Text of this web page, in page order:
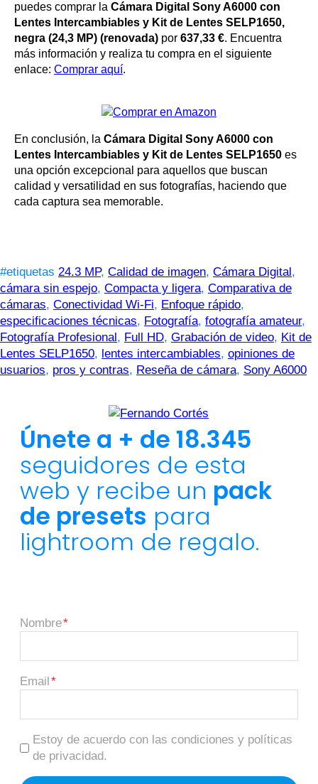
puedes comprar la Cámara Digital Sony A6000 con
Lentes Intercambiables y Kit de Lentes SELP1650,
negra (24,3 MP) (renovada) por 637,33 €. Encuentra
más información y realiza tu compra en el siguiente
enlace: Comprar aquí.
En conclusión, la Cámara Digital Sony A6000 con
Lentes Intercambiables y Kit de Lentes SELP1650 es
una opción excepcional para aquellos que buscan
calidad y versatilidad en sus fotografías, haciendo que
cada captura sea memorable.
#etiquetas 24.3 MP, Calidad de imagen, Cámara Digital ,
cámara sin espejo, Compacta y ligera, Comparativa de
cámaras, Conectividad Wi-Fi, Enfoque rápido,
especificaciones técnicas, Fotografía, fotografía amateur,
Fotografía Profesional , Full HD, Grabación de video, Kit de
Lentes SELP1650, lentes intercambiables, opiniones de
usuarios, pros y contras, Reseña de cámara, Sony A6000
Únete a + de 18.345
seguidores de esta
web y recibe un pack
de presets para
lightroom de regalo.
Nombre
Email
Estoy de acuerdo con las condiciones y políticas
de privacidad.